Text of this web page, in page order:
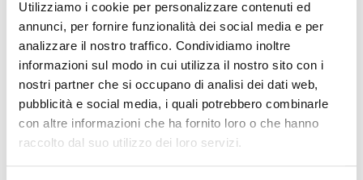
Utilizziamo i cookie per personalizzare contenuti ed
annunci, per fornire funzionalità dei social media e per
analizzare il nostro traffico. Condividiamo inoltre
informazioni sul modo in cui utilizza il nostro sito con i
nostri partner che si occupano di analisi dei dati web,
pubblicità e social media, i quali potrebbero combinarle
con altre informazioni che ha fornito loro o che hanno
raccolto dal suo utilizzo dei loro servizi.
Pubblicità